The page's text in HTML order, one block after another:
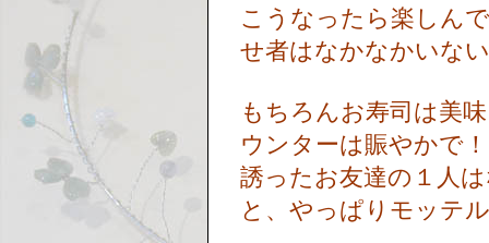
こうなったら楽しん
せ者はなかなかいな
もちろんお寿司は美
ウンターは賑やかで
誘ったお友達の１人
と、やっぱりモッテ